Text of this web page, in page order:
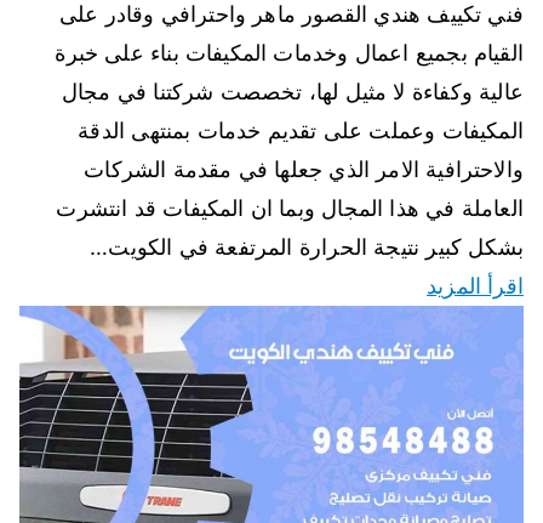
فني تكييف هندي القصور ماهر واحترافي وقادر على
القيام بجميع اعمال وخدمات المكيفات بناء على خبرة
عالية وكفاءة لا مثيل لها، تخصصت شركتنا في مجال
المكيفات وعملت على تقديم خدمات بمنتهى الدقة
والاحترافية الامر الذي جعلها في مقدمة الشركات
العاملة في هذا المجال وبما ان المكيفات قد انتشرت
بشكل كبير نتيجة الحرارة المرتفعة في الكويت…
اقرأ المزيد